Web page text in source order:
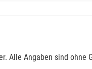
Alle Angaben sind ohne